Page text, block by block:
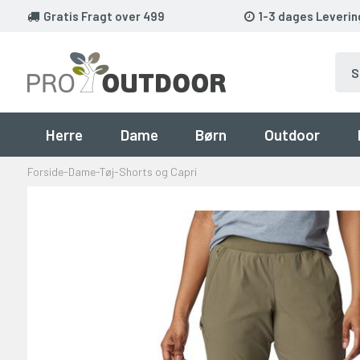
Gratis Fragt over 499 1-3 dages
Herre Dame Børn Outdoor
Forside-Dame-Tøj-Shorts og Capri